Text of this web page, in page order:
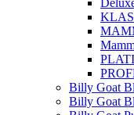
Billy Goat
Billy Goat